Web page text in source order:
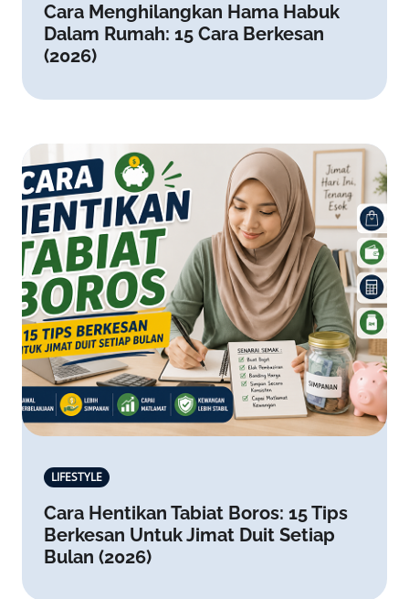
Cara Menghilangkan Hama Habuk
Dalam Rumah: 15 Cara Berkesan
(2026)
LIFESTYLE
Cara Hentikan Tabiat Boros: 15 Tips
Berkesan Untuk Jimat Duit Setiap
Bulan (2026)